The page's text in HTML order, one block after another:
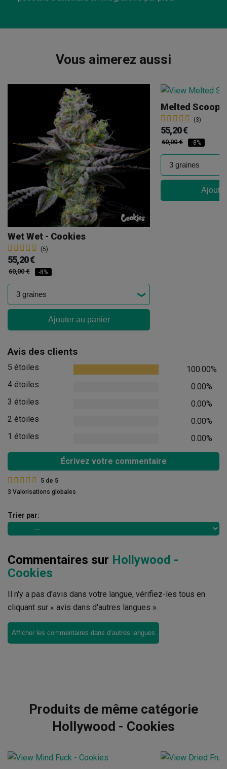
Vous aimerez aussi
Wet Wet - Cookies
(5)
55,20 €
60,00 € -8%
Ajouter au panier
Melted
(3)
55,20 €
60,00 € -8%
Avis des clients
5 étoiles
100.00%
4 étoiles
0.00%
3 étoiles
0.00%
2 étoiles
0.00%
1 étoiles
0.00%
Écrivez votre commentaire
5 de 5
3 Valorisations globales
Trier par:
Commentaires sur Hollywood -
Cookies
Il n'y a pas d'avis dans votre langue, vérifiez-les tous en
cliquant sur « avis dans d'autres langues ».
Afficher les commentaires dans d’autres langues
Produits de même catégorie
Hollywood - Cookies